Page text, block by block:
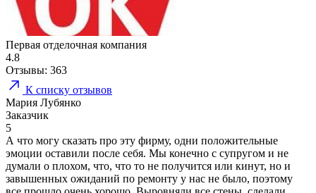
Первая отделочная компания
4.8
Отзывы: 363
К списку отзывов
Мария Лубянко
Заказчик
5
А что могу сказать про эту фирму, одни положительные
эмоции оставили после себя. Мы конечно с супругом и не
думали о плохом, что, что то не получится или кинут, но и
завышенных ожиданий по ремонту у нас не было, поэтому